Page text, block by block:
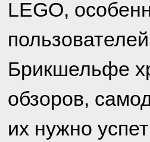
LEGO,
Брикшельфе
обзоров,
их нужно